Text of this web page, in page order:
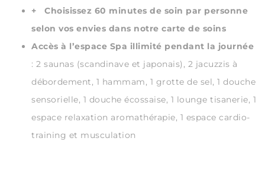
+ Choisissez 60 minutes de soin par personne
selon vos envies dans notre carte de soins
Accès à l’espace Spa illimité pendant la journée
: 2 saunas (scandinave et japonais), 2 jacuzzis à
débordement, 1 hammam, 1 grotte de sel, 1 douche
sensorielle, 1 douche écossaise, 1 lounge tisanerie, 1
espace relaxation aromathérapie, 1 espace cardio-
training et musculation